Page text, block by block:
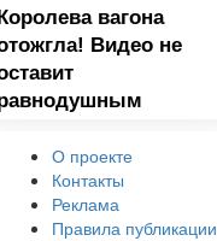
вагона
Видео не
О проекте
Контакты
Реклама
Правила публикации